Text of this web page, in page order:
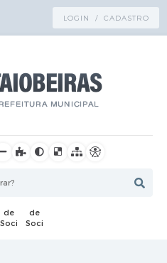
LOGIN / CADASTRO